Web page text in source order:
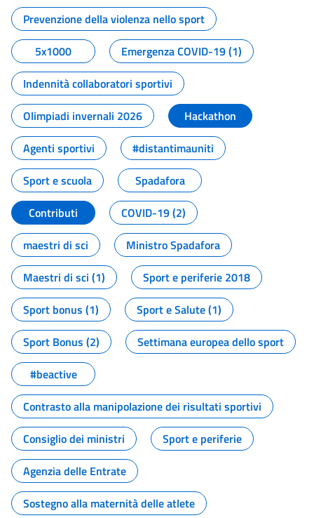
Tutti i contenuti della pagina
Prevenzione della violenza nello sport
5x1000
Emergenza COVID-19 (1)
Indennità collaboratori sportivi
Olimpiadi invernali 2026
Hackathon
Agenti sportivi
#distantimauniti
Sport e scuola
Spadafora
Contributi
COVID-19 (2)
maestri di sci
Ministro Spadafora
Maestri di sci (1)
Sport e periferie 2018
Sport bonus (1)
Sport e Salute (1)
Sport Bonus (2)
Settimana europea dello sport
#beactive
Contrasto alla manipolazione dei risultati sportivi
Consiglio dei ministri
Sport e periferie
Agenzia delle Entrate
Sostegno alla maternità delle atlete